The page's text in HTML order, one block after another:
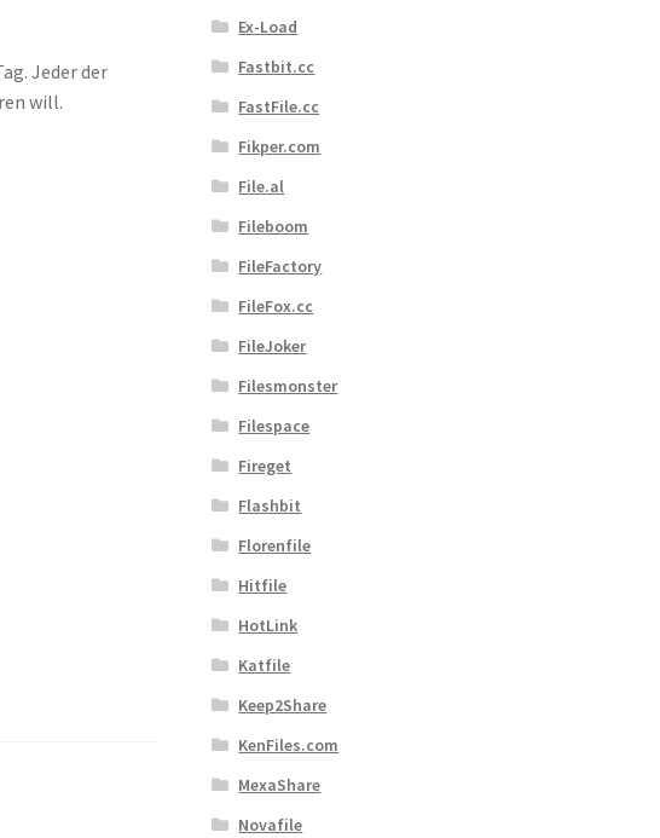
Jeder der
will.
Ex-Load
Fastbit.cc
FastFile.cc
Fikper.com
File.al
Fileboom
FileFactory
FileFox.cc
FileJoker
Filesmonster
Filespace
Fireget
Flashbit
Florenfile
Hitfile
HotLink
Katfile
Keep2Share
KenFiles.com
MexaShare
Novafile